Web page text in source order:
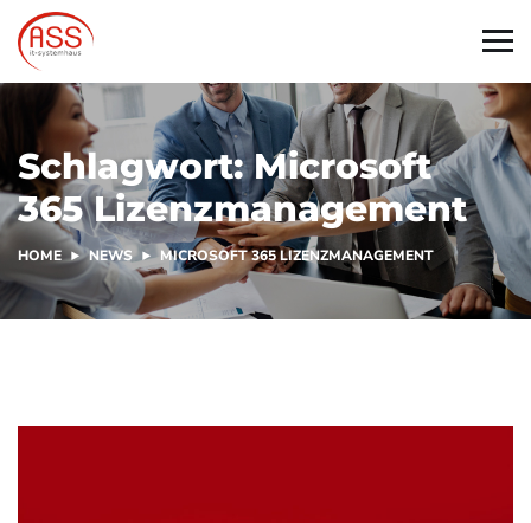
Schlagwort:Microsoft
365 Lizenzmanagement
HOME NEWS MICROSOFT 365 LIZENZMANAGEMENT